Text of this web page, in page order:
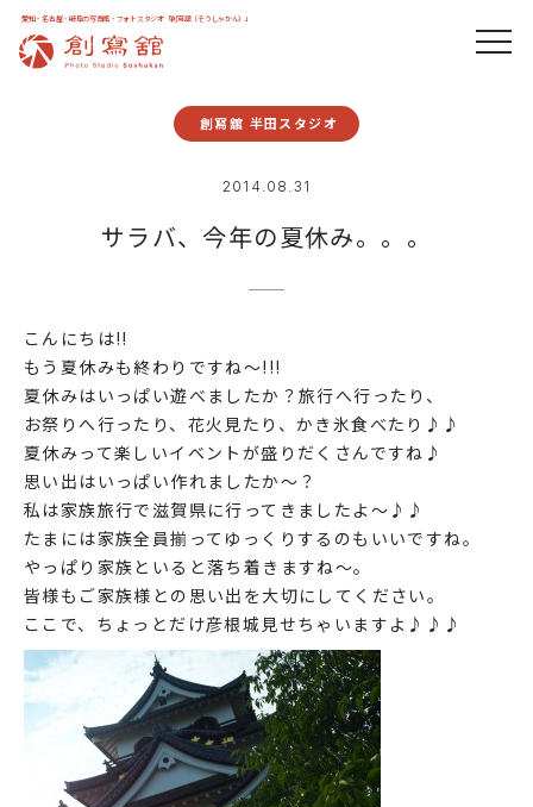
愛知・名古屋・岐阜の写真館・フォトスタジオ「創寫舘（そうしゃかん）」
創寫舘 半田スタジオ
2014.08.31
サラバ、今年の夏休み。。。
こんにちは!!
もう夏休みも終わりですね～!!!
夏休みはいっぱい遊べましたか？旅行へ行ったり、
お祭りへ行ったり、花火見たり、かき氷食べたり♪♪
夏休みって楽しいイベントが盛りだくさんですね♪
思い出はいっぱい作れましたか～？
私は家族旅行で滋賀県に行ってきましたよ～♪♪
たまには家族全員揃ってゆっくりするのもいいですね。
やっぱり家族といると落ち着きますね～。
皆様もご家族様との思い出を大切にしてください。
ここで、ちょっとだけ彦根城見せちゃいますよ♪♪♪